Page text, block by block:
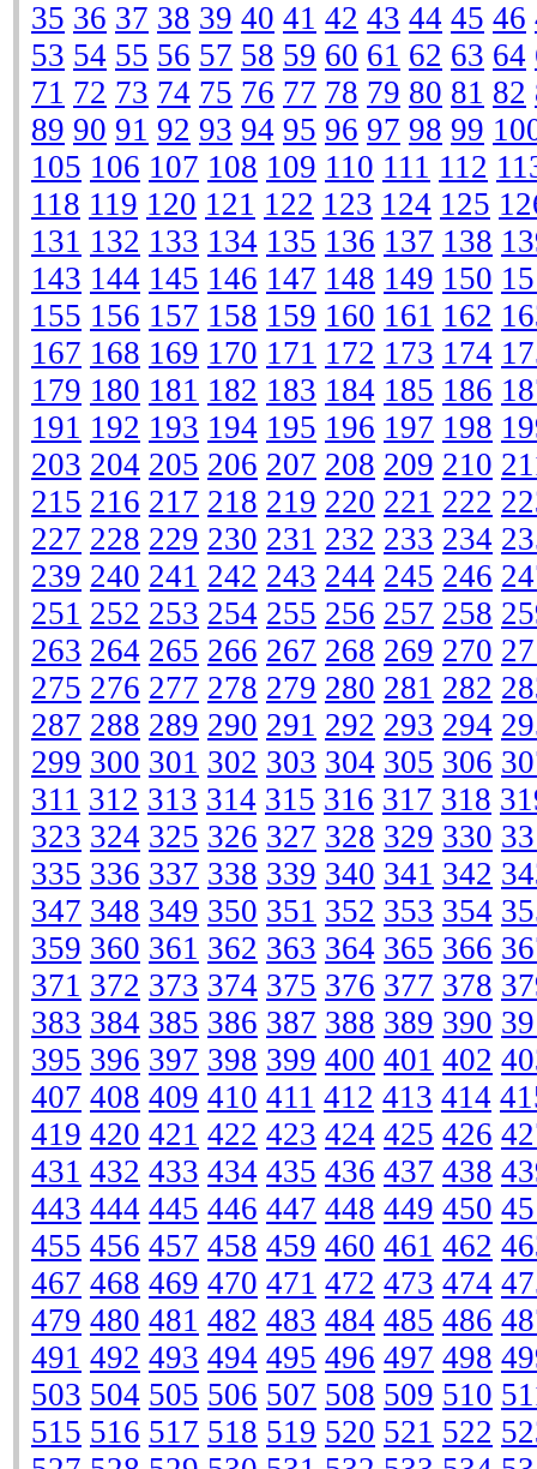
35 36 37 38 39 40 41 42 43 44 45 46
53 54 55 56 57 58 59 60 61 62 63 64
71 72 73 74 75 76 77 78 79 80 81 82
89 90 91 92 93 94 95 96 97 98 99
105 106 107 108 109 110 111 112
118 119 120 121 122 123 124 125
131 132 133 134 135 136 137 138
143 144 145 146 147 148 149 150
155 156 157 158 159 160 161 162
167 168 169 170 171 172 173 174
179 180 181 182 183 184 185 186
191 192 193 194 195 196 197 198
203 204 205 206 207 208 209 210
215 216 217 218 219 220 221 222
227 228 229 230 231 232 233 234
239 240 241 242 243 244 245 246
251 252 253 254 255 256 257 258
263 264 265 266 267 268 269 270
275 276 277 278 279 280 281 282
287 288 289 290 291 292 293 294
299 300 301 302 303 304 305 306
311 312 313 314 315 316 317 318
323 324 325 326 327 328 329 330
335 336 337 338 339 340 341 342
347 348 349 350 351 352 353 354
359 360 361 362 363 364 365 366
371 372 373 374 375 376 377 378
383 384 385 386 387 388 389 390
395 396 397 398 399 400 401 402
407 408 409 410 411 412 413 414
419 420 421 422 423 424 425 426
431 432 433 434 435 436 437 438
443 444 445 446 447 448 449 450
455 456 457 458 459 460 461 462
467 468 469 470 471 472 473 474
479 480 481 482 483 484 485 486
491 492 493 494 495 496 497 498
503 504 505 506 507 508 509 510
515 516 517 518 519 520 521 522